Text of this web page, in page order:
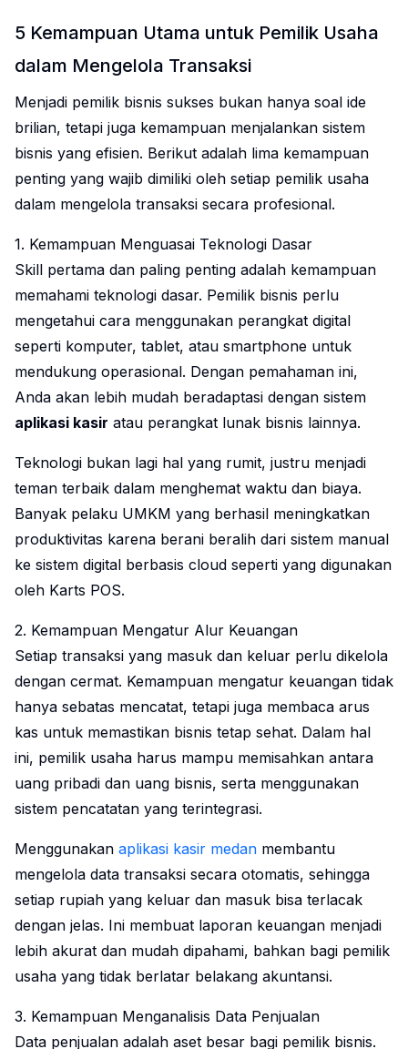
5 Kemampuan Utama untuk Pemilik Usaha
dalam Mengelola Transaksi
Menjadi pemilik bisnis sukses bukan hanya soal ide
brilian, tetapi juga kemampuan menjalankan sistem
bisnis yang efisien. Berikut adalah lima kemampuan
penting yang wajib dimiliki oleh setiap pemilik usaha
dalam mengelola transaksi secara profesional.
1. Kemampuan Menguasai Teknologi Dasar
Skill pertama dan paling penting adalah kemampuan
memahami teknologi dasar. Pemilik bisnis perlu
mengetahui cara menggunakan perangkat digital
seperti komputer, tablet, atau smartphone untuk
mendukung operasional. Dengan pemahaman ini,
Anda akan lebih mudah beradaptasi dengan sistem
aplikasi kasir atau perangkat lunak bisnis lainnya.
Teknologi bukan lagi hal yang rumit, justru menjadi
teman terbaik dalam menghemat waktu dan biaya.
Banyak pelaku UMKM yang berhasil meningkatkan
produktivitas karena berani beralih dari sistem manual
ke sistem digital berbasis cloud seperti yang digunakan
oleh Karts POS.
2. Kemampuan Mengatur Alur Keuangan
Setiap transaksi yang masuk dan keluar perlu dikelola
dengan cermat. Kemampuan mengatur keuangan tidak
hanya sebatas mencatat, tetapi juga membaca arus
kas untuk memastikan bisnis tetap sehat. Dalam hal
ini, pemilik usaha harus mampu memisahkan antara
uang pribadi dan uang bisnis, serta menggunakan
sistem pencatatan yang terintegrasi.
Menggunakan aplikasi kasir medan membantu
mengelola data transaksi secara otomatis, sehingga
setiap rupiah yang keluar dan masuk bisa terlacak
dengan jelas. Ini membuat laporan keuangan menjadi
lebih akurat dan mudah dipahami, bahkan bagi pemilik
usaha yang tidak berlatar belakang akuntansi.
3. Kemampuan Menganalisis Data Penjualan
Data penjualan adalah aset besar bagi pemilik bisnis.